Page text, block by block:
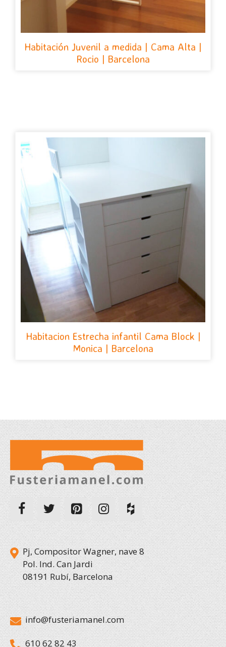
Habitación Juvenil a medida | Cama Alta |
Rocio | Barcelona
Habitacion Estrecha infantil Cama Block |
Monica | Barcelona
Pj, Compositor Wagner, nave 8
Pol. Ind. Can Jardi
08191 Rubí, Barcelona
info@fusteriamanel.com
610 62 82 43